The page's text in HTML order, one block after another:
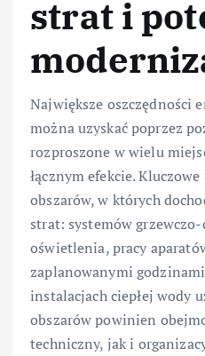
strat i
Największe oszczędności
można uzyskać poprzez
rozproszone w wielu
łącznym efekcie.
obszarów, w których
strat: systemów
oświetlenia, pracy
zaplanowanymi
instalacjach ciepłej wody
obszarów powinien
techniczny, jak i